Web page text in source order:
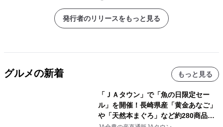
発行者のリリースをもっと見る
グルメの新着 もっと見る
「ＪＡタウン」で「魚の日限定セー
ル」を開催！長崎県産「黄金あなご」
や「天然本まぐろ」など約280商品を